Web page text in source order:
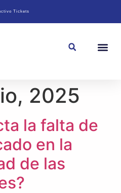
Tickets
2025
la falta de
en la
de las